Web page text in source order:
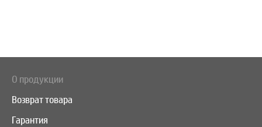
О продукции
Возврат товара
Гарантия